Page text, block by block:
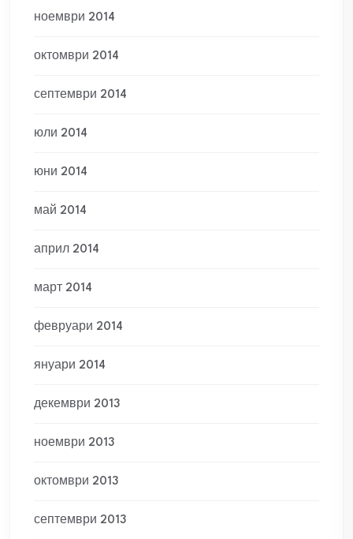
ноември 2014
октомври 2014
септември 2014
юли 2014
юни 2014
май 2014
април 2014
март 2014
февруари 2014
януари 2014
декември 2013
ноември 2013
октомври 2013
септември 2013